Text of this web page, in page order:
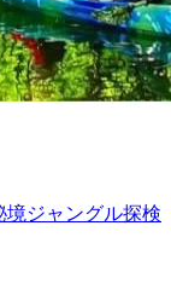
ジャングル探検